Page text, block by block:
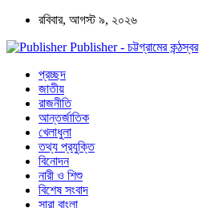
রবিবার, আগস্ট ৯, ২০২৬
Publisher - চট্টগ্রামের কন্ঠস্বর
প্রচ্ছদ
জাতীয়
রাজনীতি
আন্তর্জাতিক
খেলাধুলা
তথ্য প্রযুক্তি
বিনোদন
নারী ও শিশু
বিশেষ সংবাদ
সারা বাংলা